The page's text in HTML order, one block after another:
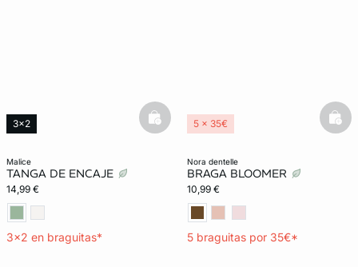
malice
TANGA DE ENCAJE
14,99 €
3x2 en braguitas*
3x2 basketfull
nora dentelle
BRAGA BLOOMER
10,99 €
5 braguitas por 35€*
5 x 35€